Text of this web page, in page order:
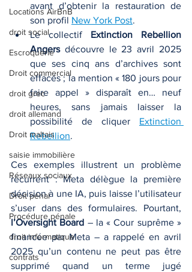
Locations AirBnB
droit social
Escroquerie
Droit commercial
droit grec
droit allemand
Droit maltais
saisie immobilière
Réseaux sociaux
Droit pénal
Procédure pénale
droit informatique
contrats
avant d’obtenir la restauration de
son profil New York Post.
Le collectif Extinction Rebellion
Angers découvre le 23 avril 2025
que ses cinq ans d’archives sont
effacés ; la mention « 180 jours pour
faire appel » disparaît en… neuf
heures, sans jamais laisser la
possibilité de cliquer Extinction
Rebellion.
Ces exemples illustrent un problème
récurrent : Meta délègue la première
décision à une IA, puis laisse l’utilisateur
l’Oversight Board – la « Cour suprême »
financée par Meta – a rappelé en avril
2025 qu’un contenu ne peut pas être
supprimé quand un terme jugé